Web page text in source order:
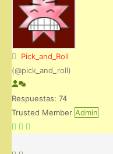
Pick_and_Roll
(@pick_and_roll)
Respuestas: 74
Trusted Member Admin